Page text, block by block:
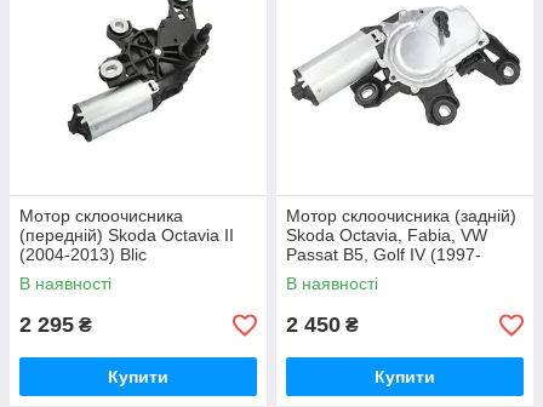
Мотор склоочисника
(передній) Skoda Octavia II
(2004-2013) Blic
В наявності
2 295 ₴
Купити
Мотор склоочисника (задній)
Skoda Octavia, Fabia, VW
Passat B5, Golf IV (1997-
2010) Blic
В наявності
2 450 ₴
Купити